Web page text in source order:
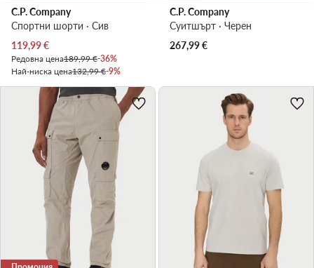
C.P. Company
Спортни шорти · Сив
Актуална цена
119,99€
Редовна цена189,99 €-36%
Най-ниска цена132,99 €-9%
C.P. Company
Суитшърт · Черен
267,99€